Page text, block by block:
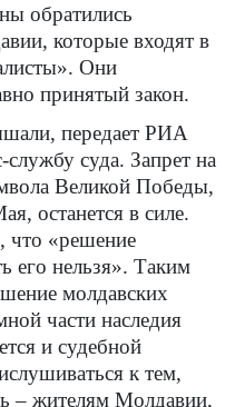
обратились
которые входят в
Они
принятый закон.
передает РИА
суда. Запрет на
Великой Победы,
останется в силе.
что «решение
его нельзя». Таким
молдавских
части наследия
и судебной
к тем,
– жителям Молдавии,